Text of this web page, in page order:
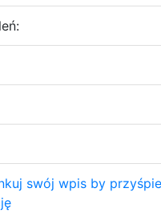
swój wpis by